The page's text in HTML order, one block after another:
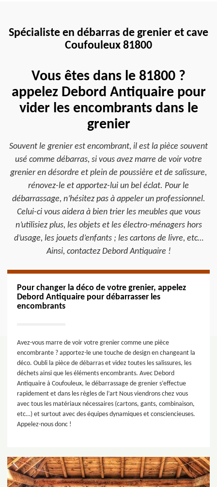
Spécialiste en débarras de grenier et cave
Coufouleux 81800
Vous êtes dans le 81800 ?
appelez Debord Antiquaire pour
vider les encombrants dans le
grenier
Souvent le grenier est encombrant, il est la pièce souvent
usé comme débarras, si vous avez marre de voir votre
grenier en désordre et plein de poussière et de salissure,
rénovez-le et apportez-lui un bel éclat. Pour le
débarrassage, n’hésitez pas à appeler un professionnel.
Celui-ci vous aidera à bien trier les meubles que vous
n’utilisiez plus, les objets et les électro-ménagers hors
d’usage, les jouets d’enfants ; les cartons de livre, etc…
Ainsi, contactez Debord Antiquaire !
Pour changer la déco de votre grenier, appelez
Debord Antiquaire pour débarrasser les
encombrants
Avez-vous marre de voir votre grenier comme une pièce
encombrante ? apportez-le une touche de design en changeant la
déco. Oubli la pièce de débarras et videz toutes les salissures, les
déchets ainsi que les éléments encombrants. Avec Debord
Antiquaire à Coufouleux, le débarrassage de grenier s’effectue
rapidement et dans les règles de l’art Nous viendrons chez vous
avec tous les matériaux nécessaires (cartons, gants, combinaison,
etc…) et surtout avec des équipes dynamiques et consciencieuses.
Appelez-nous donc !